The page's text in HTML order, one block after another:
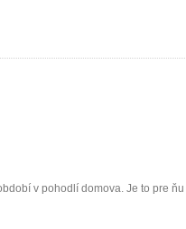
v pohodlí domova. Je to pre